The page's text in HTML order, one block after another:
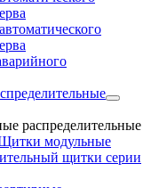
распределительные
модульные
щитки серии